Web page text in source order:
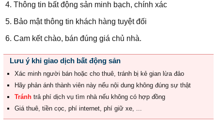
Thông tin bất động sản minh bạch, chính xác
Bảo mật thông tin khách hàng tuyệt đối
Cam kết chào, bán đúng giá chủ nhà.
Lưu ý khi giao dịch bất động sản
Xác minh người bán hoặc cho thuê, tránh bị kẻ gian lừa đảo
Hãy phản ánh thành viên này nếu nội dung không đúng sự thật
Tránh trả phí dịch vụ tìm nhà nếu không có hợp đồng
Giá thuê, tiền cọc, phí internet, phí giữ xe, ...